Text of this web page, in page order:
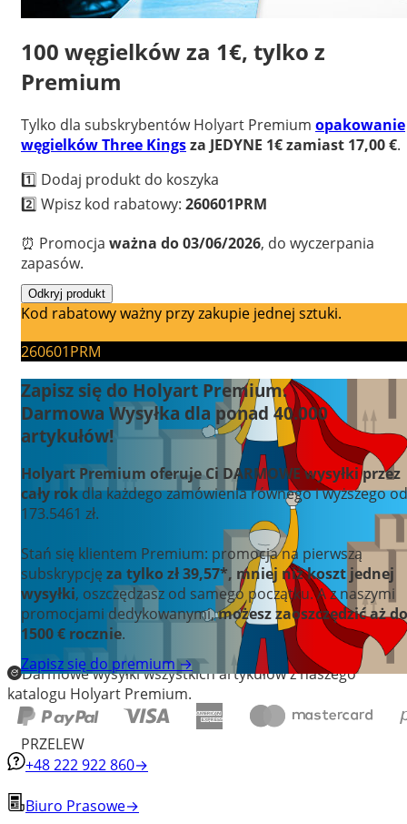
100 węgielków za 1€, tylko z
Premium
Tylko dla subskrybentów Holyart Premium opakowanie
węgielków Three Kingsza JEDYNE 1€ zamiast 17,00 €.
1️⃣ Dodaj produkt do koszyka
2️⃣ Wpisz kod rabatowy: 260601PRM
⏰ Promocja ważna do 03/06/2026, do wyczerpania
zapasów.
Odkryj produkt
Kod rabatowy ważny przy zakupie jednej sztuki.
260601PRM
Zapisz się do Holyart Premium.
Darmowa Wysyłka dla ponad 40.000
artykułów!
Holyart Premium oferuje Ci DARMOWE wysyłki przez
cały rokdla każdego zamówienia równego i wyższego od
173.5461 zł.
Stań się klientem Premium: promocja na pierwszą
subskrypcję za tylko zł 39,57*, mniej niż koszt jednej
wysyłki, oszczędzasz od samego początku. A z naszymi
promocjami dedykowanymi,możesz zaoszczędzić aż do
1500 € rocznie.
Zapisz się do premium →
Darmowe wysyłki wszystkich artykułów z naszego
katalogu Holyart Premium.
PRZELEW
+48 222 922 860→
Biuro Prasowe→